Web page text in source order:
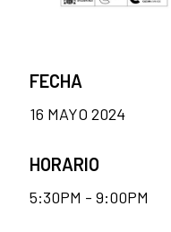
FECHA
16 MAYO 2024
HORARIO
5:30PM - 9:00PM